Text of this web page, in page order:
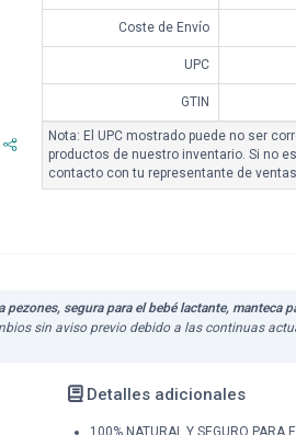
Coste de Envío
UPC
GTIN
Nota: El UPC mostrado puede no ser
productos de nuestro inventario. Si no
contacto con tu representante de
pezones, segura para el bebé lactante,
sin aviso previo debido a las continuas
Detalles adicionales
100% NATURAL Y SEGURO